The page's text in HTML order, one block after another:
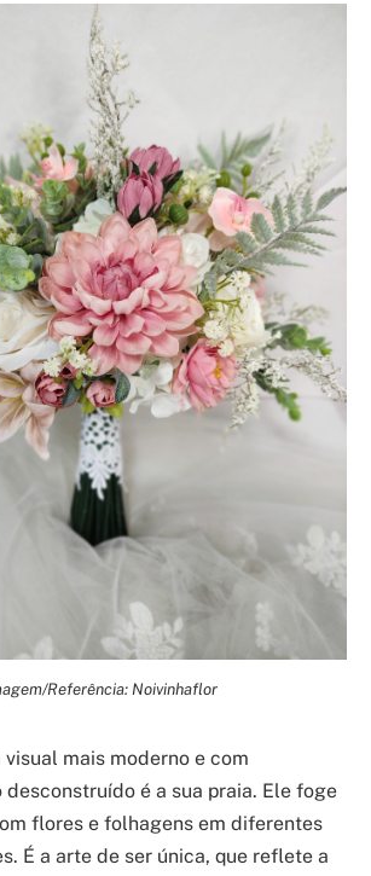
Referência: Noivinhaflor
visual mais moderno e com
desconstruído é a sua praia. Ele foge
flores e folhagens em diferentes
É a arte de ser única, que reflete a